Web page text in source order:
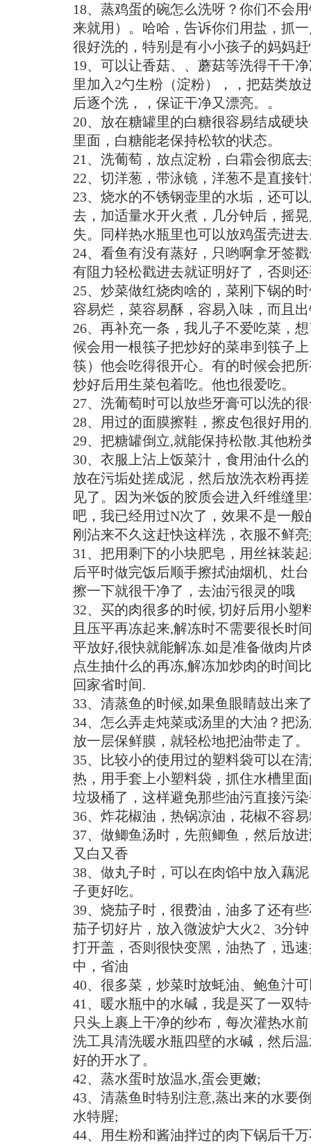
18、蒸鸡蛋的碗怎么洗呀？你们不会
来就用）。哈哈，告诉你们用盐，抓
很好洗的，特别是有小小孩子的妈妈
19、可以让香菇、、蘑菇等洗得干干
里加入2勺生粉（淀粉），，把菇类放
后逐个洗，，保证干净又漂亮。。
20、放在糖罐里的白糖很容易结成硬
里面，白糖能老保持松软的状态。
21、洗葡萄，放点淀粉，白霜会彻底
22、切洋葱，带泳镜，洋葱不是直接
23、烧水的不锈钢壶里的水垢，还可
去，加适量水开火煮，几分钟后，摇
失。同样热水瓶里也可以放鸡蛋壳进
24、看鱼有没有蒸好，只哟啊拿牙签
有阻力轻松戳进去就证明好了，否则
25、炒菜做红烧肉啥的，菜刚下锅的
容易烂，菜容易酥，容易入味，而且
26、再补充一条，我儿子不爱吃菜，
候会用一根筷子把炒好的菜串到筷子
筷）他会吃得很开心。有的时候会把
炒好后用生菜包着吃。他也很爱吃。
27、洗葡萄时可以放些牙膏可以洗的
28、用过的面膜擦鞋，擦皮包很好用
29、把糖罐倒立,就能保持松散.其他粉
30、衣服上沾上饭菜汁，食用油什么
放在污垢处搓成泥，然后放洗衣粉再
见了。因为米饭的胶质会进入纤维缝
吧，我已经用过N次了，效果不是一般
刚沾来不久这赶快这样洗，衣服不鲜
31、把用剩下的小块肥皂，用丝袜装
后平时做完饭后顺手擦拭油烟机、灶
擦一下就很干净了，去油污很灵的哦
32、买的肉很多的时候, 切好后用小塑
且压平再冻起来,解冻时不需要很长时
平放好,很快就能解冻.如是准备做肉片
点生抽什么的再冻,解冻加炒肉的时间
回家省时间.
33、清蒸鱼的时候,如果鱼眼睛鼓出来
34、怎么弄走炖菜或汤里的大油？把
放一层保鲜膜，就轻松地把油带走了。
35、比较小的使用过的塑料袋可以在
热，用手套上小塑料袋，抓住水槽里
垃圾桶了，这样避免那些油污直接污
36、炸花椒油，热锅凉油，花椒不容
37、做鲫鱼汤时，先煎鲫鱼，然后放
又白又香
38、做丸子时，可以在肉馅中放入藕
子更好吃。
39、烧茄子时，很费油，油多了还有
茄子切好片，放入微波炉大火2、3分
打开盖，否则很快变黑，油热了，迅
中，省油
40、很多菜，炒菜时放蚝油、鲍鱼汁
41、暖水瓶中的水碱，我是买了一双
只头上裹上干净的纱布，每次灌热水
洗工具清洗暖水瓶四壁的水碱，然后
好的开水了。
42、蒸水蛋时放温水,蛋会更嫩;
43、清蒸鱼时特别注意,蒸出来的水要
水特腥;
44、用生粉和酱油拌过的肉下锅后千